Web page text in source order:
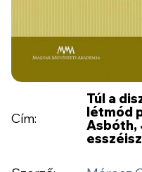
Cím:
Túl a
létmód
Asbóth,